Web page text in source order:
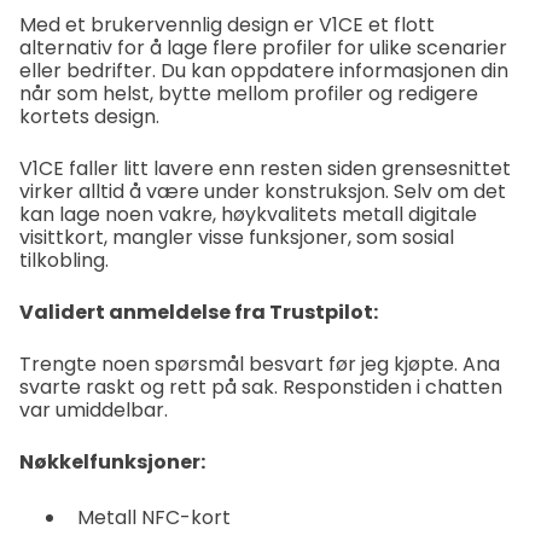
Med et brukervennlig design er V1CE et flott
alternativ for å lage flere profiler for ulike scenarier
eller bedrifter. Du kan oppdatere informasjonen din
når som helst, bytte mellom profiler og redigere
kortets design.
V1CE faller litt lavere enn resten siden grensesnittet
virker alltid å være under konstruksjon. Selv om det
kan lage noen vakre, høykvalitets metall digitale
visittkort, mangler visse funksjoner, som sosial
tilkobling.
Validert anmeldelse fra Trustpilot:
Trengte noen spørsmål besvart før jeg kjøpte. Ana
svarte raskt og rett på sak. Responstiden i chatten
var umiddelbar.
Nøkkelfunksjoner:
Metall NFC-kort